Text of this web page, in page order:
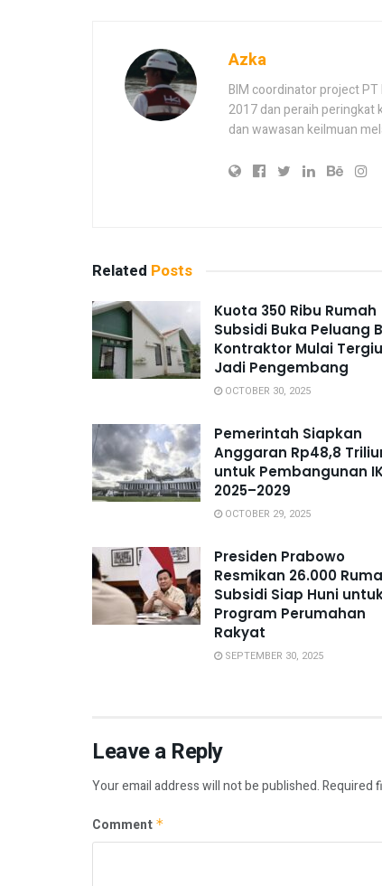
Azka
BIM coordinator project
2017 dan peraih peringkat
dan wawasan keilmuan
Related Posts
Kuota 350 Ribu Rumah
Subsidi Buka Peluang
Kontraktor Mulai
Jadi Pengembang
OCTOBER 30, 2025
Pemerintah Siapkan
Anggaran Rp48,8
untuk Pembangunan
2025–2029
OCTOBER 29, 2025
Presiden Prabowo
Resmikan 26.000
Subsidi Siap Huni
Program Perumahan
Rakyat
SEPTEMBER 30, 2025
Leave a Reply
Your email address will not be published.Required
Comment *